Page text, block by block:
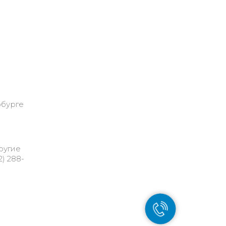
288-